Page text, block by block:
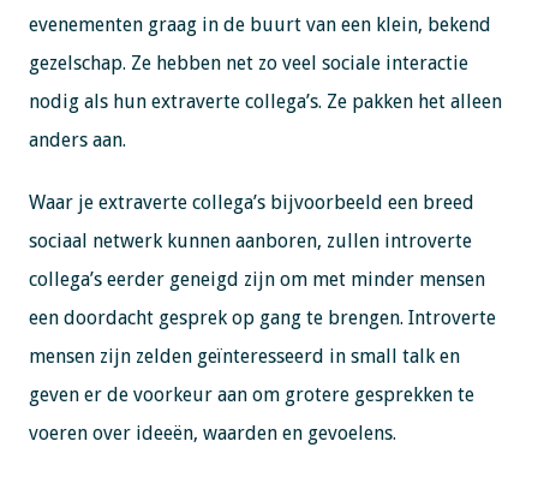
evenementen graag in de buurt van een klein, bekend
gezelschap. Ze hebben net zo veel sociale interactie
nodig als hun extraverte collega’s. Ze pakken het alleen
anders aan.
Waar je extraverte collega’s bijvoorbeeld een breed
sociaal netwerk kunnen aanboren, zullen introverte
collega’s eerder geneigd zijn om met minder mensen
een doordacht gesprek op gang te brengen. Introverte
mensen zijn zelden geïnteresseerd in small talk en
geven er de voorkeur aan om grotere gesprekken te
voeren over ideeën, waarden en gevoelens.